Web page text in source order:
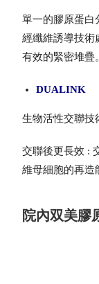
單一的膠原蛋白
經纖維誘導技術
有效的緊密堆疊
DUALINK
生物活性交聯技
交聯後更長效 :
維母細胞的再造
院內双美膠